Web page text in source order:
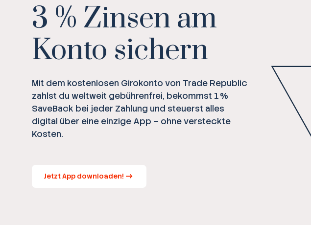
3 % Zinsen am
Konto sichern
Mit dem kostenlosen Girokonto von Trade Republic
zahlst du weltweit gebührenfrei, bekommst 1 %
SaveBack bei jeder Zahlung und steuerst alles
digital über eine einzige App – ohne versteckte
Kosten.
Jetzt App downloaden!